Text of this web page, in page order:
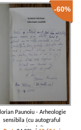
-60%
Ilorian Paunoiu - Arheologie
sensibila (cu autograful
autorului)